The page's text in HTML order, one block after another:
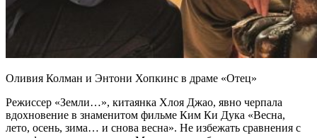
Оливия Колман и Энтони Хопкинс в драме «Отец»
Режиссер «Земли…», китаянка Хлоя Джао, явно черпала
вдохновение в знаменитом фильме Ким Ки Дука «Весна,
лето, осень, зима… и снова весна». Не избежать сравнения с